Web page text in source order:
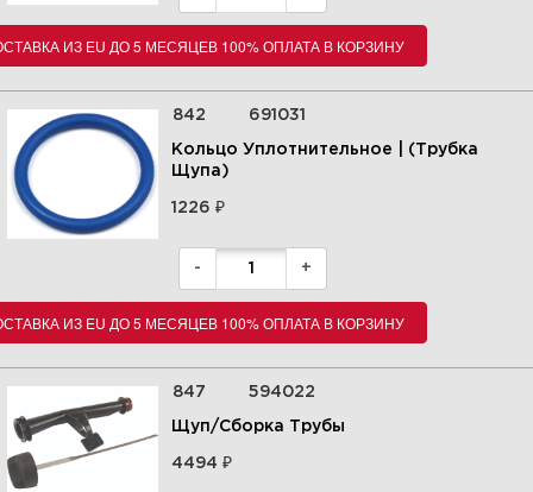
ИЗ EU ДО 5 МЕСЯЦЕВ 100% ОПЛАТА В КОРЗИНУ
842 691031
Кольцо Уплотнительное | (Трубка
Щупа)
1226₽
- +
ИЗ EU ДО 5 МЕСЯЦЕВ 100% ОПЛАТА В КОРЗИНУ
847 594022
Щуп/Сборка Трубы
4494₽